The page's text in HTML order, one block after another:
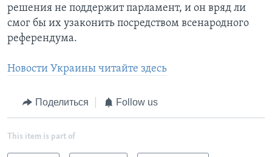
решения не поддержит парламент, и он вряд ли
смог бы их узаконить посредством всенародного
референдума.
Новости Украины читайте здесь
Поделиться Follow us
This item is part of